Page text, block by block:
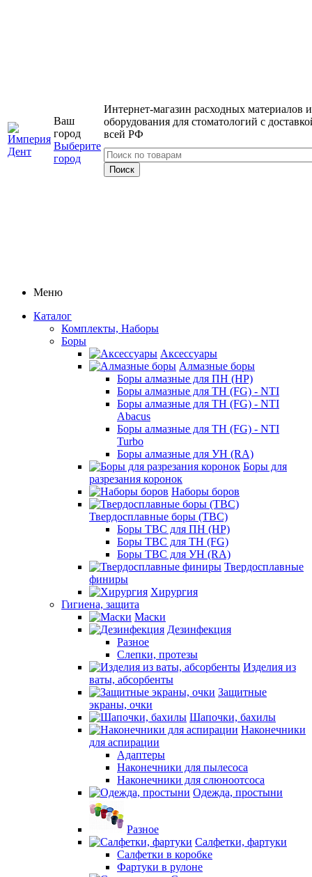
Ваш
город
Выберите
город
Интернет-магазин расходных материалов и
оборудования для стоматологий с
всей РФ
Меню
Каталог
Комплекты, Наборы
Боры
Аксессуары
Алмазные боры
Боры алмазные для ПН (HP)
Боры алмазные для ТН (FG) - NTI
Боры алмазные для ТН (FG) - NTI
Abacus
Боры алмазные для ТН (FG) - NTI
Turbo
Боры алмазные для УН (RA)
Боры для
разрезания коронок
Наборы боров
Твердосплавные боры (ТВС)
Боры ТВС для ПН (HP)
Боры ТВС для ТН (FG)
Боры ТВС для УН (RA)
Твердосплавные
финиры
Хирургия
Гигиена, защита
Маски
Дезинфекция
Разное
Слепки, протезы
Изделия из
ваты, абсорбенты
Защитные
экраны, очки
Шапочки, бахилы
Наконечники
для аспирации
Адаптеры
Наконечники для пылесоса
Наконечники для слюноотсоса
Одежда, простыни
Разное
Салфетки, фартуки
Салфетки в коробке
Фартуки в рулоне